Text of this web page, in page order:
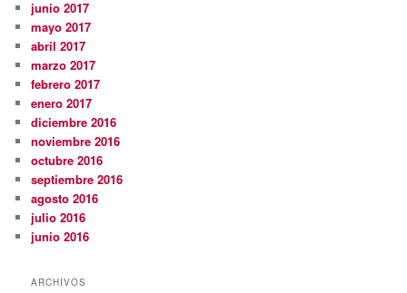
junio 2017
mayo 2017
abril 2017
marzo 2017
febrero 2017
enero 2017
diciembre 2016
noviembre 2016
octubre 2016
septiembre 2016
agosto 2016
julio 2016
junio 2016
ARCHIVOS